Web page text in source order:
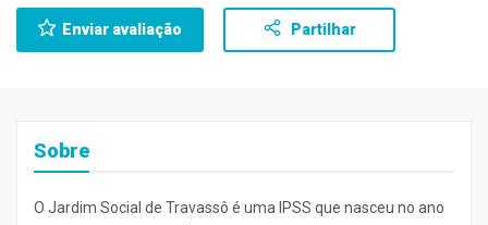
Enviar avaliação Partilhar
Sobre
O Jardim Social de Travassô é uma IPSS que nasceu no ano